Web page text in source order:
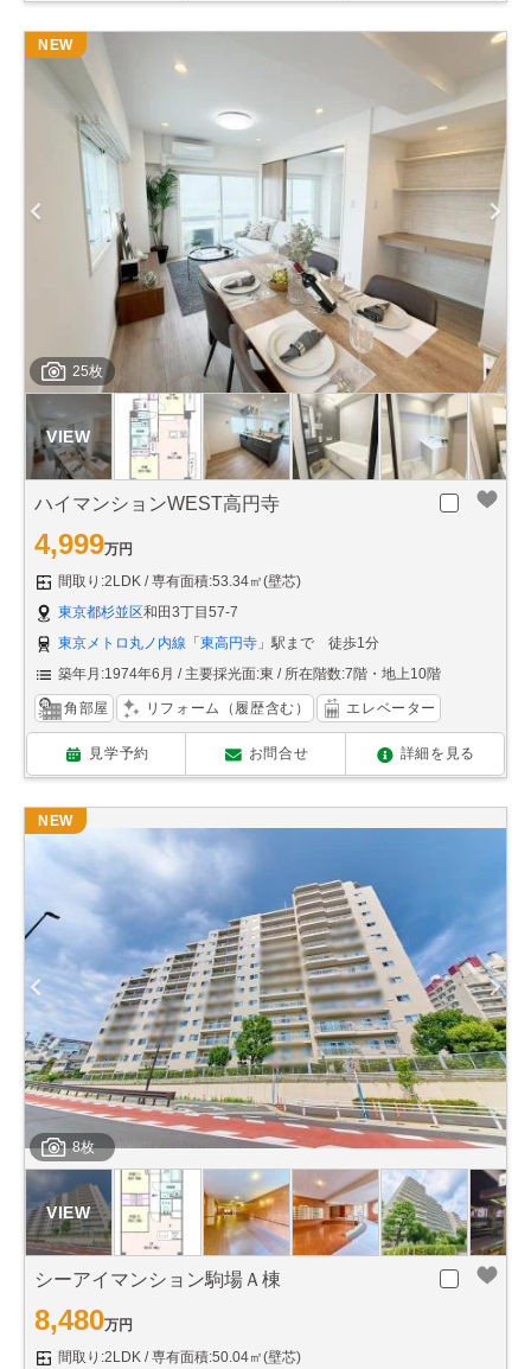
25枚
NEW
ハイマンションWEST高円寺
4,999万円
間取り:2LDK
専有面積:53.34㎡(壁芯)
東京都杉並区和田3丁目57-7
東京メトロ丸ノ内線 「 東高円寺 」駅まで 徒歩1分
築年月:1974年6月
主要採光面:東 所在階数:7階・地上10階
角部屋 リフォーム（履歴含む） エレベーター
見学予約 お問合せ 詳細を見る
8枚
NEW
シーアイマンション駒場Ａ棟
8,480万円
間取り:2LDK
専有面積:50.04㎡(壁芯)